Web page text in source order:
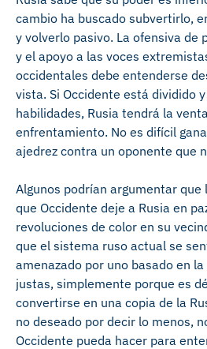
cambio ha buscado subvertirlo,
y volverlo pasivo. La ofensiva de
y el apoyo a las voces
occidentales debe entenderse
vista. Si Occidente está dividido
habilidades, Rusia tendrá la
enfrentamiento. No es difícil
ajedrez contra un oponente que
Algunos podrían argumentar que
que Occidente deje a Rusia en
revoluciones de color en su
que el sistema ruso actual se
amenazado por uno basado en
justas, simplemente porque es
convertirse en una copia de la
no deseado por decir lo menos,
Occidente pueda hacer para